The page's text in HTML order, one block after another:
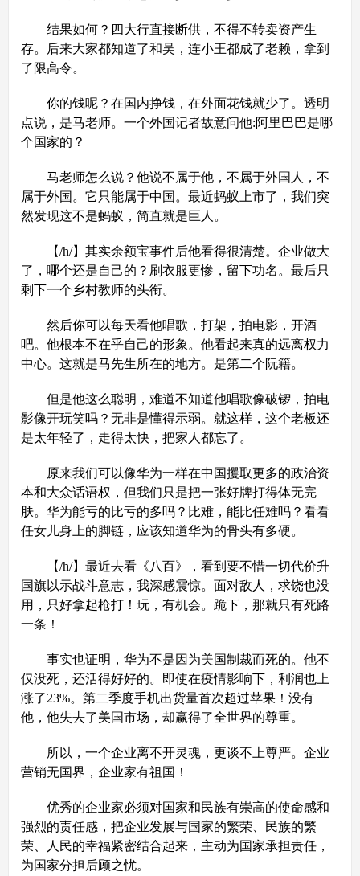
结果如何？四大行直接断供，不得不转卖资产生
存。后来大家都知道了和吴，连小王都成了老赖，拿到
了限高令。
你的钱呢？在国内挣钱，在外面花钱就少了。透明
点说，是马老师。一个外国记者故意问他:阿里巴巴是哪
个国家的？
马老师怎么说？他说不属于他，不属于外国人，不
属于外国。它只能属于中国。最近蚂蚁上市了，我们突
然发现这不是蚂蚁，简直就是巨人。
【/h/】其实余额宝事件后他看得很清楚。企业做大
了，哪个还是自己的？刷衣服更惨，留下功名。最后只
剩下一个乡村教师的头衔。
然后你可以每天看他唱歌，打架，拍电影，开酒
吧。他根本不在乎自己的形象。他看起来真的远离权力
中心。这就是马先生所在的地方。是第二个阮籍。
但是他这么聪明，难道不知道他唱歌像破锣，拍电
影像开玩笑吗？无非是懂得示弱。就这样，这个老板还
是太年轻了，走得太快，把家人都忘了。
原来我们可以像华为一样在中国攫取更多的政治资
本和大众话语权，但我们只是把一张好牌打得体无完
肤。华为能亏的比亏的多吗？比难，能比任难吗？看看
任女儿身上的脚链，应该知道华为的骨头有多硬。
【/h/】最近去看《八百》，看到要不惜一切代价升
国旗以示战斗意志，我深感震惊。面对敌人，求饶也没
用，只好拿起枪打！玩，有机会。跪下，那就只有死路
一条！
事实也证明，华为不是因为美国制裁而死的。他不
仅没死，还活得好好的。即使在疫情影响下，利润也上
涨了23%。第二季度手机出货量首次超过苹果！没有
他，他失去了美国市场，却赢得了全世界的尊重。
所以，一个企业离不开灵魂，更谈不上尊严。企业
营销无国界，企业家有祖国！
优秀的企业家必须对国家和民族有崇高的使命感和
强烈的责任感，把企业发展与国家的繁荣、民族的繁
荣、人民的幸福紧密结合起来，主动为国家承担责任，
为国家分担后顾之忧。